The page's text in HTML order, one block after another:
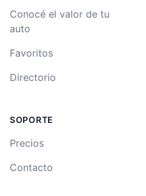
Conocé el valor de tu
auto
Favoritos
Directorio
SOPORTE
Precios
Contacto